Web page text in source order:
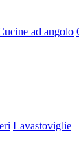
ad angolo
Lavastoviglie